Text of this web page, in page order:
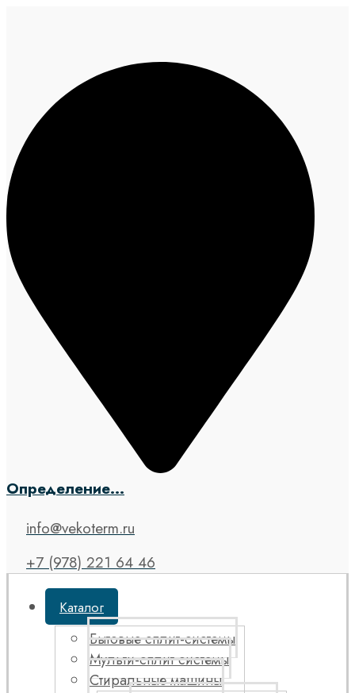
Определение...
info@vekoterm.ru
+7 (978) 221 64 46
Каталог
Бытовые сплит-системы
Мульти-сплит системы
Стиральные машины